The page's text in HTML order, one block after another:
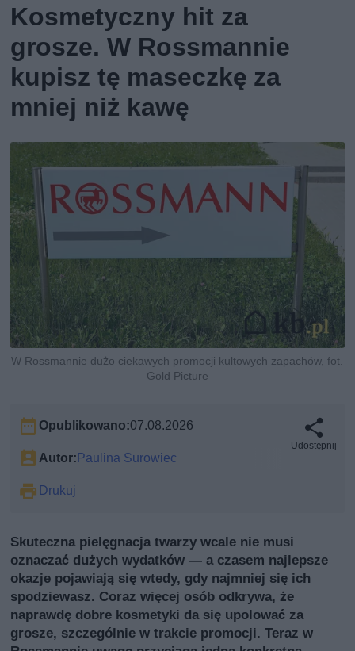
Kosmetyczny hit za
grosze. W Rossmannie
kupisz tę maseczkę za
mniej niż kawę
W Rossmannie dużo ciekawych promocji kultowych zapachów, fot.
Gold Picture
Opublikowano:07.08.2026
Autor:Paulina Surowiec
Drukuj
Udostępnij
Skuteczna pielęgnacja twarzy wcale nie musi
oznaczać dużych wydatków — a czasem najlepsze
okazje pojawiają się wtedy, gdy najmniej się ich
spodziewasz. Coraz więcej osób odkrywa, że
naprawdę dobre kosmetyki da się upolować za
grosze, szczególnie w trakcie promocji. Teraz w